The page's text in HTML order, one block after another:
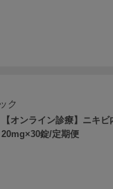
ク
【オンライン診療】ニキ
20mg×30錠/定期便